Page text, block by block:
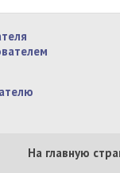
На главную